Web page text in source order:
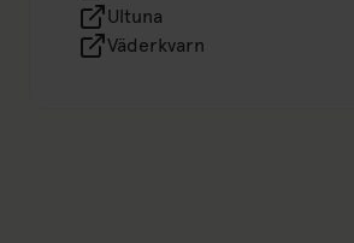
Ultuna
Väderkvarn